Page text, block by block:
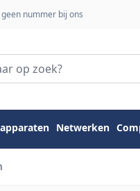
nummer bij ons
Netwerken